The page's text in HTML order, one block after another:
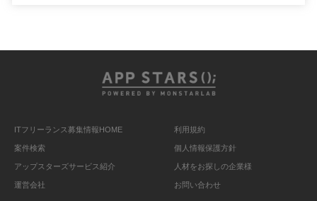
ITフリーランス募集情報HOME
案件検索
アップスターズサービス紹介
運営会社
利用規約
個人情報保護方針
人材をお探しの企業様
お問い合わせ